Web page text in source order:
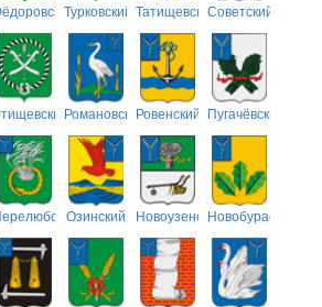
Турковский ТатищевскийСоветский
РомановскийРовенский Пугачёвский
Озинский НовоузенскийНовобурасский